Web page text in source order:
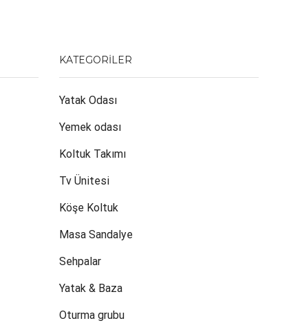
KATEGORILER
Yatak Odası
Yemek odası
Koltuk Takımı
Tv Ünitesi
Köşe Koltuk
Masa Sandalye
Sehpalar
Yatak & Baza
Oturma grubu